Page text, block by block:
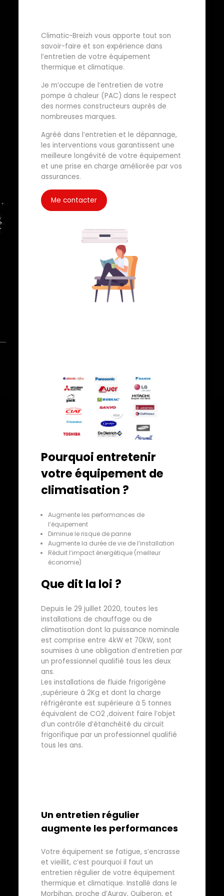
Climatic-Breizh vous apporte tout son
savoir-faire et son expérience dans
l’entretien de votre équipement
thermique et climatique.
Je m’occupe de l’entretien de votre
pompe à chaleur (PAC) dans le respect
des normes constructeurs auprès de
nombreuses marques.
Agréé dans l’entretien et le dépannage,
les interventions vous garantissent une
meilleure longévité de votre équipement
et une prise en charge améliorée par vos
assurances.
Me contacter
Pourquoi entretenir
votre équipement de
climatisation ?
Augmente les performances de
l’équipement
Diminue le risque de panne
Augmente la durée de vie de l’installation
Réduit l’impact énergétique (meilleur
économie)
Que dit la loi ?
Depuis le 29 juillet 2020, toutes les
installations de chauffage ou de
climatisation dont la puissance nominale
est comprise entre 4kW et 70kW, sont
soumises à une obligation d’entretien par
un professionnel qualifié tous les deux
ans.
Les installations de fluide frigorigène
,supérieure à 2Kg et dont la charge
réfrigérante est supérieure à 5 tonnes
équivalent de CO2 ,doivent faire l’objet
d’un contrôle d’étanchéité du circuit
frigorifique par un professionnel qualifié
tous les ans.
Un entretien régulier
augmente les performances
Votre équipement se fatigue, s’encrasse
et vieillit, c’est pourquoi il faut un
entretien régulier de votre équipement
thermique et climatique. Installé dans le
Morbihan, proche d’Auray, Quiberon, et